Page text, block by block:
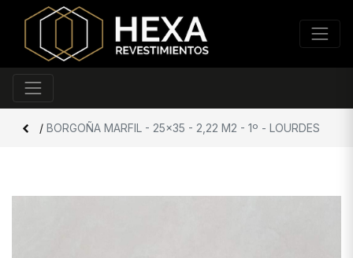
/ BORGOÑA MARFIL - 25x35 - 2,22 M2 - 1º - LOURDES